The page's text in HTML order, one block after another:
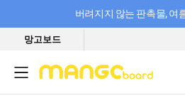
버려지지 않는 판촉물, 여
필요한 만큼 충전하고 끊김 없이 작업하
망고보드